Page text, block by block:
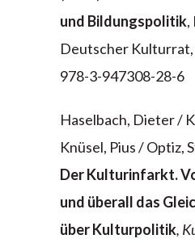
und Bildungspolitik,
Deutscher Kulturrat,
978-3-947308-28-6
Haselbach, Dieter /
Knüsel, Pius / Optiz,
Der Kulturinfarkt.
und überall das
über Kulturpolitik,